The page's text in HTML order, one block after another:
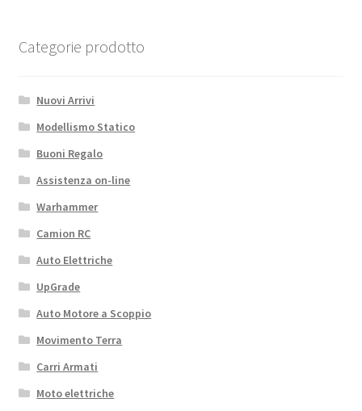
Categorie prodotto
Nuovi Arrivi
Modellismo Statico
Buoni Regalo
Assistenza on-line
Warhammer
Camion RC
Auto Elettriche
UpGrade
Auto Motore a Scoppio
Movimento Terra
Carri Armati
Moto elettriche